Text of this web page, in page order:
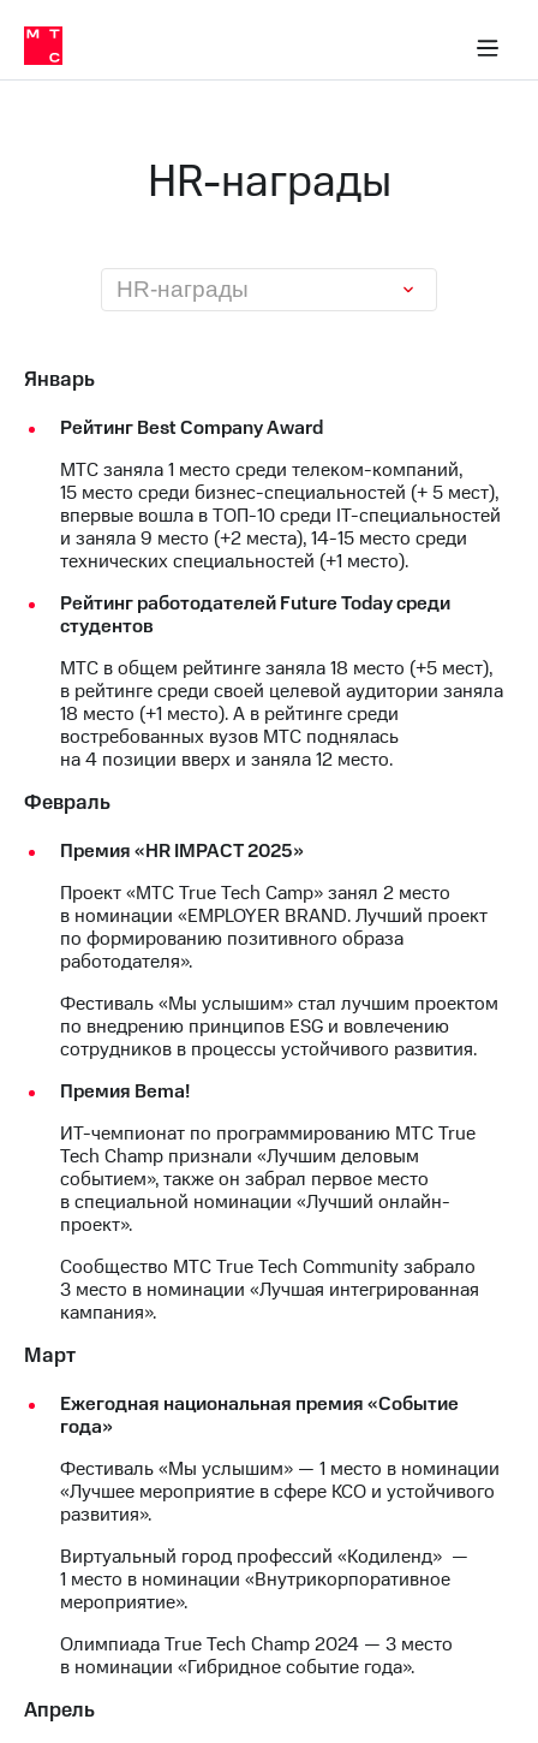
Медиа-центр
и акционерам
Устойчивое развитие
Комплаенс и деловая этика
компании
Карьера
Руководство
Контакты
Медиа-центр
Пресс-
релизы
о технологиях
Интервью
Финансовая
отчетность
Контакты
Новости
регионе
и акционерам
Корпоративное
управление
Корпоративный
секретарь
Раскрытие
информации
Информация
акционерам
Документы
ПАО
"МТС"
акционеров
Личный
кабинет
Контроль
и
Рынок
акций
Программа
приобретения
Порядок
акций
Дивиденды
в МТС
МТС
о технологиях
HR-награды
HR-награды
Январь
Рейтинг Best Company Award
МТС заняла 1 место среди телеком-компаний,
15 место среди бизнес-специальностей (+ 5 мест),
впервые вошла в ТОП-10 среди IT-специальностей
и заняла 9 место (+2 места), 14-15 место среди
технических специальностей (+1 место).
Рейтинг работодателей Future Today среди
студентов
МТС в общем рейтинге заняла 18 место (+5 мест),
в рейтинге среди своей целевой аудитории заняла
18 место (+1 место). А в рейтинге среди
востребованных вузов МТС поднялась
на 4 позиции вверх и заняла 12 место.
Февраль
Премия «HR IMPACT 2025»
Проект «МТС True Tech Camp» занял 2 место
в номинации «EMPLOYER BRAND. Лучший проект
по формированию позитивного образа
работодателя».
Фестиваль «Мы услышим» стал лучшим проектом
по внедрению принципов ESG и вовлечению
сотрудников в процессы устойчивого развития.
Премия Bema!
ИТ-чемпионат по программированию МТС True
Tech Champ признали «Лучшим деловым
событием», также он забрал первое место
в специальной номинации «Лучший онлайн-
проект».
Сообщество МТС True Tech Community забрало
3 место в номинации «Лучшая интегрированная
кампания».
Март
Ежегодная национальная премия «Событие
года»
Фестиваль «Мы услышим» — 1 место в номинации
«Лучшее мероприятие в сфере КСО и устойчивого
развития».
Виртуальный город профессий «Кодиленд» —
1 место в номинации «Внутрикорпоративное
мероприятие».
Олимпиада True Tech Champ 2024 — 3 место
в номинации «Гибридное событие года».
Апрель